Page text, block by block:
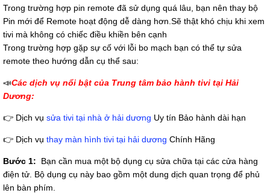
Trong trường hợp pin remote đã sử dụng quá lâu, bạn nên thay bộ
Pin mới để Remote hoạt động dễ dàng hơn.Sẽ thật khó chịu khi xem
tivi mà không có chiếc điều khiền bên cạnh
Trong trường hợp gặp sự cố với lỗi bo mạch bạn có thể tự sửa
remote theo hướng dẫn cụ thể sau:
📣Các dịch vụ nổi bật của Trung tâm bảo hành tivi tại Hải
Dương:
👉 Dịch vụ sửa tivi tại nhà ở hải dương Uy tín Bảo hành dài hạn
👉 Dịch vụ thay màn hình tivi tại hải dương Chính Hãng
Bước 1:
Bạn cần mua một bộ dụng cụ sửa chữa tại các cửa hàng
điện tử. Bộ dụng cụ này bao gồm một dung dịch quan trọng để phủ
lên bàn phím.